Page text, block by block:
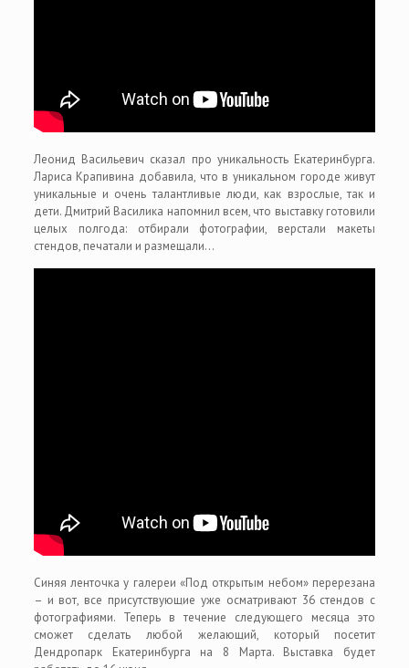
Леонид Васильевич сказал про уникальность Екатеринбурга.
Лариса Крапивина добавила, что в уникальном городе живут
уникальные и очень талантливые люди, как взрослые, так и
дети. Дмитрий Василика напомнил всем, что выставку готовили
целых полгода: отбирали фотографии, верстали макеты
стендов, печатали и размещали…
Синяя ленточка у галереи «Под открытым небом» перерезана
– и вот, все присутствующие уже осматривают 36 стендов с
фотографиями. Теперь в течение следующего месяца это
сможет сделать любой желающий, который посетит
Дендропарк Екатеринбурга на 8 Марта. Выставка будет